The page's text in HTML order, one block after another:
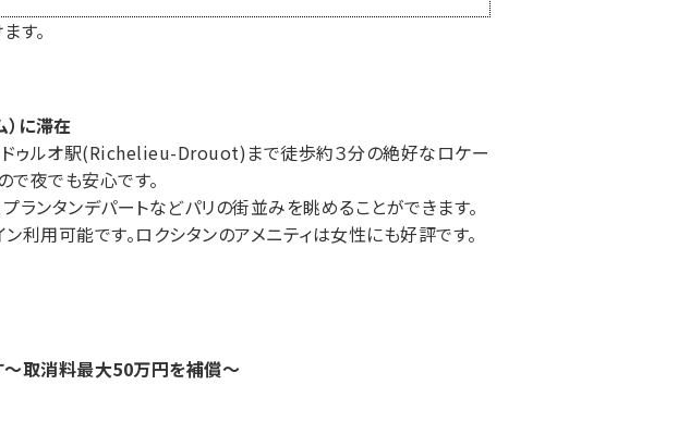
す。
に滞在
・ドゥルオ駅(Richelieu-Drouot)まで徒歩約３分の絶好なロケー
で夜でも安心です。
ランタンデパートなどパリの街並みを眺めることができます。
利用可能です。ロクシタンのアメニティは女性にも好評です。
～取消料最大50万円を補償～